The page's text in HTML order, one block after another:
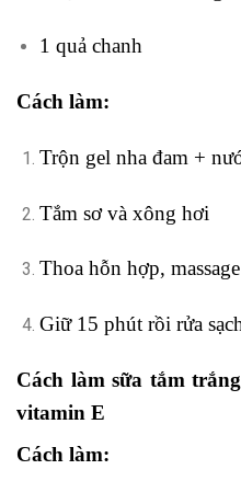
1 quả chanh
Cách làm:
Trộn gel nha đam +
Tắm sơ và xông hơi
Thoa hỗn hợp,
Giữ 15 phút rồi rửa
Cách làm sữa tắm
vitamin E
Cách làm: